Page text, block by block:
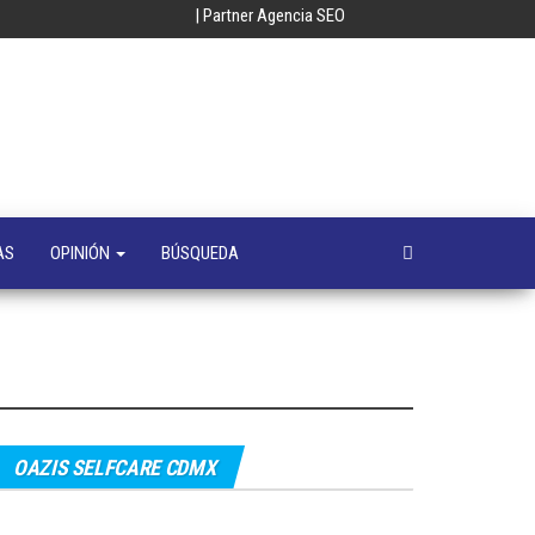
| Partner Agencia SEO
OPINIÓN BÚSQUEDA
OAZIS SELFCARE CDMX